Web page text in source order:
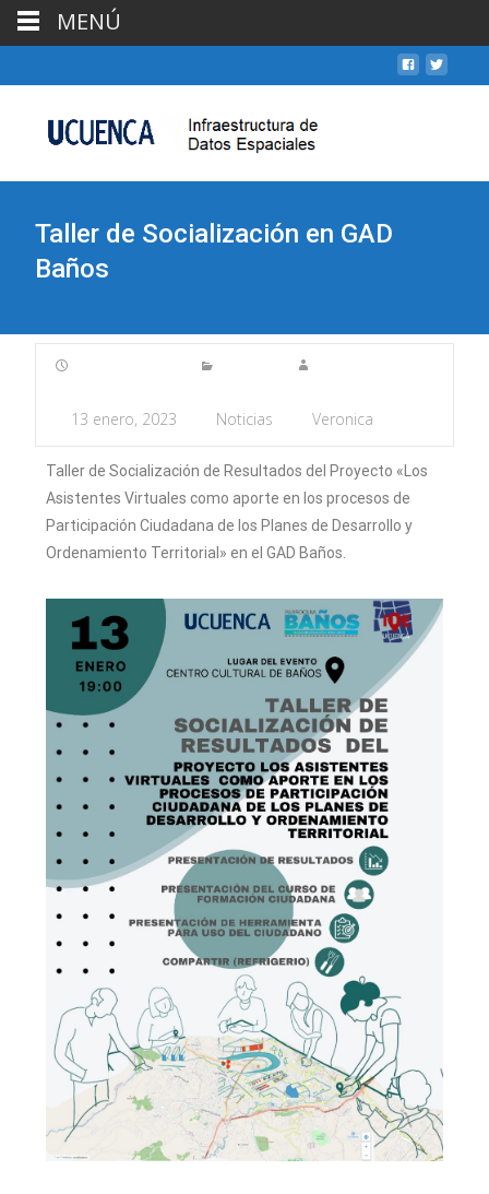
Taller de Socialización en GAD
Baños
13 enero, 2023 Noticias Veronica
Taller de Socialización de Resultados del Proyecto «Los
Asistentes Virtuales como aporte en los procesos de
Participación Ciudadana de los Planes de Desarrollo y
Ordenamiento Territorial» en el GAD Baños.
MENÚ